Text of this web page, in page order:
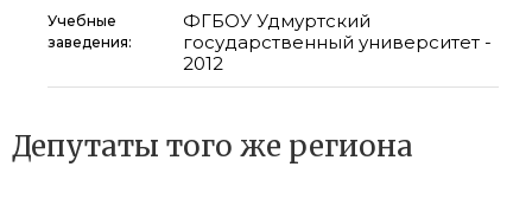
Учебные
заведения:
ФГБОУ Удмуртский
государственный университет -
2012
Депутаты того же региона